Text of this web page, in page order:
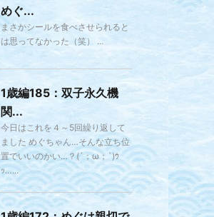
めぐ...
まさかシールを食べさせられると
は思ってなかった（笑） ...
1歳編185：双子永久機
関...
今日はこれを４～5回繰り返して
ました めぐちゃん…そんな立ち位
置でいいのかい…？(´；ω；`)ｳ
ｯ…...